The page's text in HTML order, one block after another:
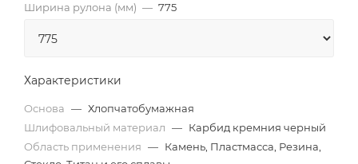
Ширина рулона (мм) — 775
Характеристики
Основа — Хлопчатобумажная
Шлифовальный материал — Карбид кремния черный
Область применения — Камень, Пластмасса, Резина,